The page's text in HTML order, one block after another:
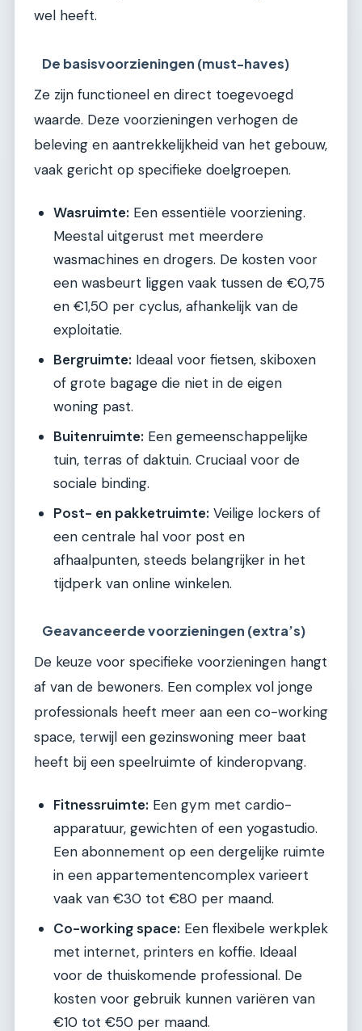
wel heeft.
De basisvoorzieningen (must-haves)
Ze zijn functioneel en direct toegevoegd
waarde. Deze voorzieningen verhogen de
beleving en aantrekkelijkheid van het gebouw,
vaak gericht op specifieke doelgroepen.
Wasruimte: Een essentiële voorziening.
Meestal uitgerust met meerdere
wasmachines en drogers. De kosten voor
een wasbeurt liggen vaak tussen de €0,75
en €1,50 per cyclus, afhankelijk van de
exploitatie.
Bergruimte: Ideaal voor fietsen, skiboxen
of grote bagage die niet in de eigen
woning past.
Buitenruimte: Een gemeenschappelijke
tuin, terras of daktuin. Cruciaal voor de
sociale binding.
Post- en pakketruimte: Veilige lockers of
een centrale hal voor post en
afhaalpunten, steeds belangrijker in het
tijdperk van online winkelen.
Geavanceerde voorzieningen (extra’s)
De keuze voor specifieke voorzieningen hangt
af van de bewoners. Een complex vol jonge
professionals heeft meer aan een co-working
space, terwijl een gezinswoning meer baat
heeft bij een speelruimte of kinderopvang.
Fitnessruimte: Een gym met cardio-
apparatuur, gewichten of een yogastudio.
Een abonnement op een dergelijke ruimte
in een appartementencomplex varieert
vaak van €30 tot €80 per maand.
Co-working space: Een flexibele werkplek
met internet, printers en koffie. Ideaal
voor de thuiskomende professional. De
kosten voor gebruik kunnen variëren van
€10 tot €50 per maand.